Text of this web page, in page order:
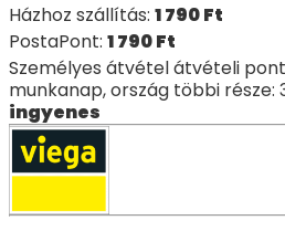
Házhoz szállítás: 1 790Ft
PostaPont: 1 790Ft
Személyes átvétel átvételi
munkanap, ország többi
ingyenes